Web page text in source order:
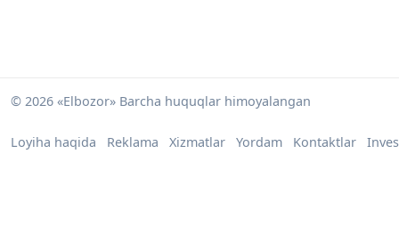
© 2026 «Elbozor» Barcha huquqlar himoyalangan
Loyiha haqida Reklama Xizmatlar Yordam Kontaktlar